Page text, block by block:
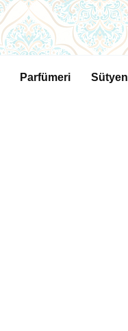
Parfümeri Sütyen